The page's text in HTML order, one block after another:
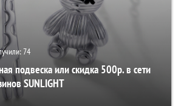
74
подвеска или скидка 500р. в сети
SUNLIGHT